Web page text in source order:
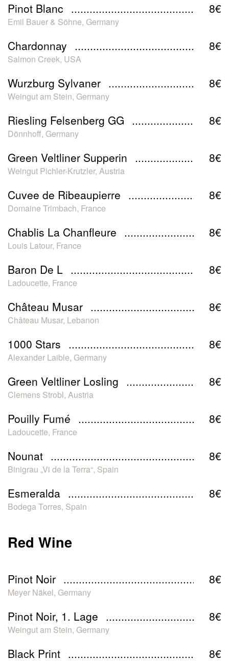
Pinot Blanc 8€
Emil Bauer & Söhne, Germany
Chardonnay 8€
Salmon Creek, USA
Wurzburg Sylvaner 8€
Weingut am Stein, Germany
Riesling Felsenberg GG 8€
Dönnhoff, Germany
Green Veltliner Supperin 8€
Weingut Pichler-Krutzler, Austria
Cuvee de Ribeaupierre 8€
Domaine Trimbach, France
Chablis La Chanfleure 8€
Louis Latour, France
Baron De L 8€
Ladoucette, France
Château Musar 8€
Château Musar, Lebanon
1000 Stars 8€
Alexander Laible, Germany
Green Veltliner Losling 8€
Clemens Strobl, Austria
Pouilly Fumé 8€
Ladoucette, France
Nounat 8€
Binigrau „Vi de la Terra“, Spain
Esmeralda 8€
Bodega Torres, Spain
Red Wine
Pinot Noir 8€
Meyer Näkel, Germany
Pinot Noir, 1. Lage 8€
Weingut am Stein, Germany
Black Print 8€